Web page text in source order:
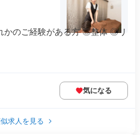
かのご経験がある方 ◎整体 ◎リ
気になる
求人を見る